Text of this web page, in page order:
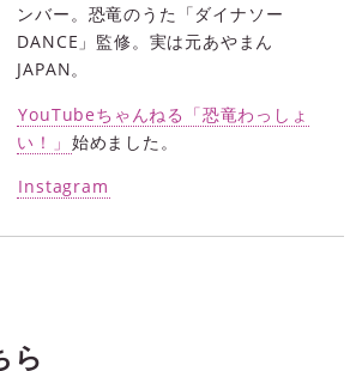
ンバー。恐竜のうた「ダイナソー
DANCE」監修。実は元あやまん
JAPAN。
YouTubeちゃんねる「恐竜わっしょ
い！」 始めました。
Instagram
ら